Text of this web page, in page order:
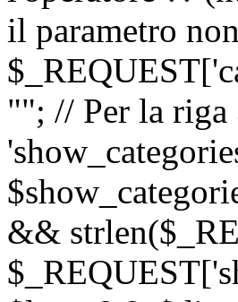
il parametro
""; // Per la riga
&&